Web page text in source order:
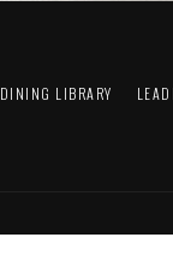
DINING LIBRARY